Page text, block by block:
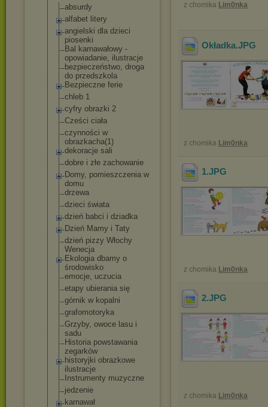
absurdy
alfabet litery
angielski dla dzieci
piosenki
Bal karnawałowy -
opowiadanie, ilustracje
bezpieczeństwo, droga
do przedszkola
Bezpieczne ferie
chleb 1
cyfry obrazki 2
Cześci ciała
czynności w
obrazkacha(1)
dekoracje sali
dobre i złe zachowanie
Domy, pomieszczenia w
domu
drzewa
dzieci świata
dzień babci i dziadka
Dzień Mamy i Taty
dzień pizzy Włochy
Wenecja
Ekologia dbamy o
środowisko
emocje, uczucia
etapy ubierania się
górnik w kopalni
grafomotoryka
Grzyby, owoce lasu i
sadu
Historia powstawania
zegarków
historyjki obrazkowe
ilustracje
Instrumenty muzyczne
jedzenie
karnawał
z chomika Lim0nka
Okładka.JPG
z chomika Lim0nka
1.JPG
z chomika Lim0nka
2.JPG
z chomika Lim0nka